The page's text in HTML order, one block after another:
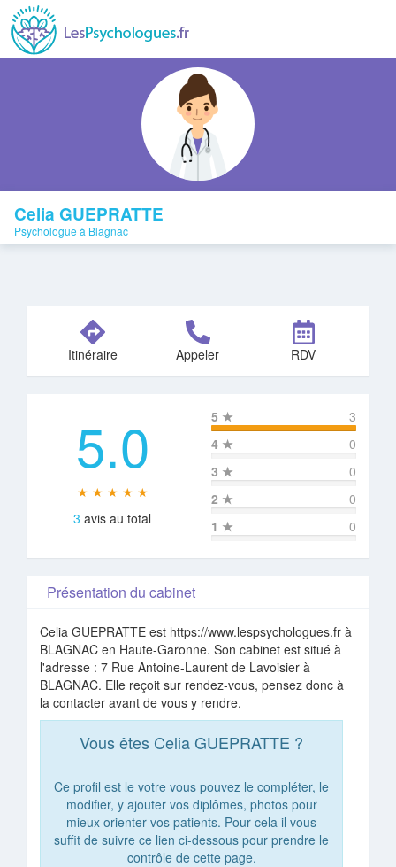
Celia GUEPRATTE
Psychologue à Blagnac
Itinéraire Appeler RDV
5.0
★ ★ ★ ★ ★
3 avis au total
5 ★
3
4 ★
0
3 ★
0
2 ★
0
1 ★ 0
Présentation du cabinet
Celia GUEPRATTE est https://www.lespsychologues.fr à
BLAGNAC en Haute-Garonne. Son cabinet est situé à
l'adresse : 7 Rue Antoine-Laurent de Lavoisier à
BLAGNAC. Elle reçoit sur rendez-vous, pensez donc à
la contacter avant de vous y rendre.
Vous êtes Celia GUEPRATTE ?
Ce profil est le votre vous pouvez le compléter, le
modifier, y ajouter vos diplômes, photos pour
mieux orienter vos patients. Pour cela il vous
suffit de suivre ce lien ci-dessous pour prendre le
contrôle de cette page.